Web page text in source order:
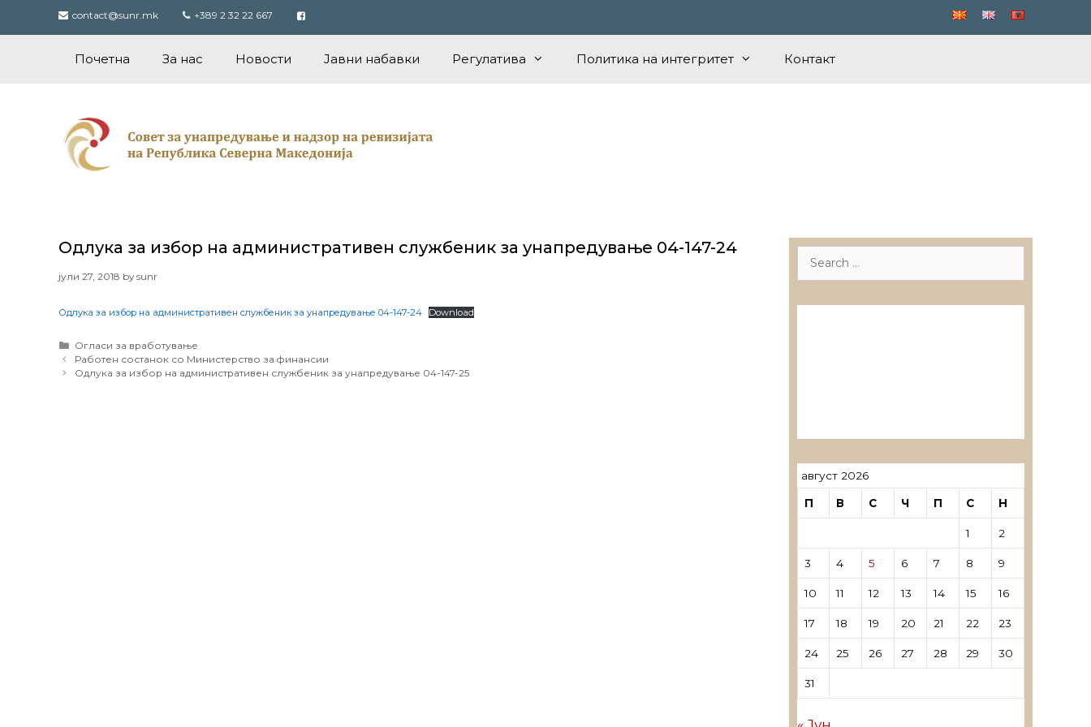
contact@sunr.mk +389 2 32 22 667
Почетна За нас Новости Јавни набавки Регулатива Политика на интегритет Контакт
Одлука за избор на административен службеник за унапредување 04-147-24
јули 27, 2018 bysunr
Одлука за избор на административен службеник за унапредување 04-147-24 Download
Categories
Огласи за вработување
Post
navigation
Работен состанок со Министерство за финансии
Одлука за избор на административен службеник за унапредување 04-147-25
Search
август 2026
П В С Ч П С Н
1 2
3 4 5 6 7 8 9
10 11 12 13 14 15 16
17 18 19 20 21 22 23
24 25 26 27 28 29 30
31